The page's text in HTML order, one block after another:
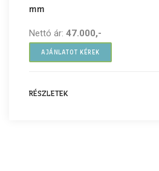
mm
Nettó ár: 47.000,-
AJÁNLATOT KÉREK
RÉSZLETEK